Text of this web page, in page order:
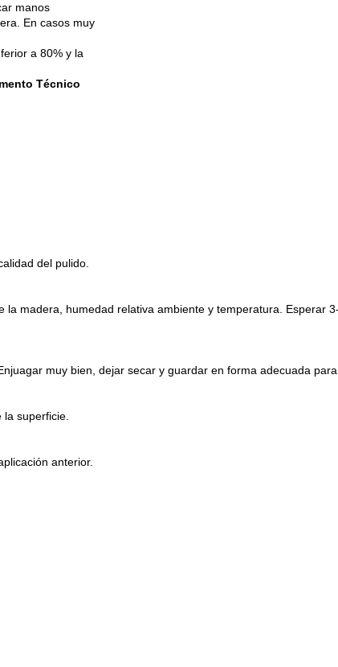
manos
En casos muy
a 80% y la
Técnico
del pulido.
madera, humedad relativa ambiente y temperatura. Esperar
muy bien, dejar secar y guardar en forma adecuada
la superficie.
anterior.